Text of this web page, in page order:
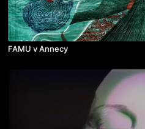
FAMU v Annecy